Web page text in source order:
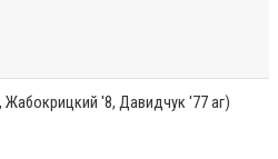
Жабокрицкий '8, Давидчук '77 аг)